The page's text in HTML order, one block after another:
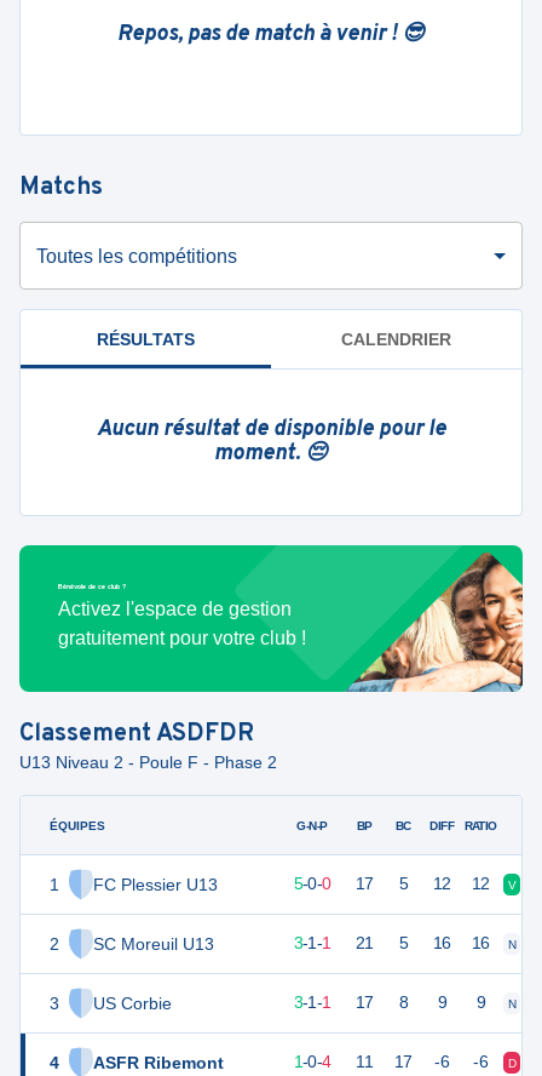
Repos, pas de match à venir ! 😎
Matchs
Toutes les compétitions
RÉSULTATS CALENDRIER
Aucun résultat de disponible pour le
moment. 😔
Bénévole de ce club ?
Activez l'espace de gestion
gratuitement pour votre club !
ClassementASDFDR
U13 Niveau 2 - Poule F - Phase 2
ÉQUIPES
1 FC Plessier U13
2 SC Moreuil U13
3 US Corbie
4 ASFR Ribemont
G-N-P BP BC DIFF RATIO
15 5-0-0 17 5 12 12 V
10 3-1-1 21 5 16 16 N
3-1-1 17 8 9 9 N
3 1-0-4 11 17 -6 -6 D